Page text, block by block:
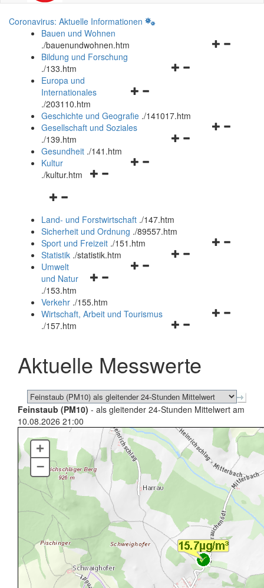
Coronavirus: Aktuelle Informationen
Bauen und Wohnen
./bauenundwohnen.htm
Navigationsmenü
Bildung und Forschung
./133.htm
Navigationsmenü
und
schließen
Europa und
Internationales
./203110.htm
Geschichte und Geografie ./141017.htm
Navigationsmenü
Gesellschaft und Soziales
./139.htm
Navigationsmenü
Gesundheit ./141.htm
Navigationsmenü
Kultur
./kultur.htm
Navigationsmenü
und
schließen
Land- und Forstwirtschaft ./147.htm
Sicherheit und Ordnung ./89557.htm
Navigationsmenü
Sport und Freizeit ./151.htm
Navigationsmenü
Statistik ./statistik.htm
Navigationsmenü
und
schließen
Umwelt
und Natur
./153.htm
Verkehr ./155.htm
Navigationsmenü
schließen
Wirtschaft, Arbeit und Tourismus
./157.htm
Aktuelle Messwerte
Feinstaub (PM10) - als gleitender 24-Stunden Mittelwert am
10.08.2026 21:00
+
–